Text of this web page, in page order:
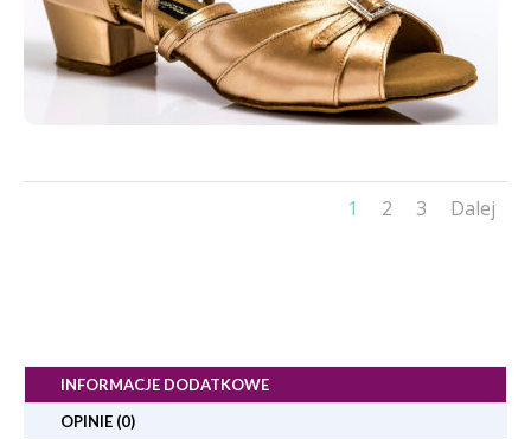
1 2 3 Dalej
INFORMACJE DODATKOWE
OPINIE (0)